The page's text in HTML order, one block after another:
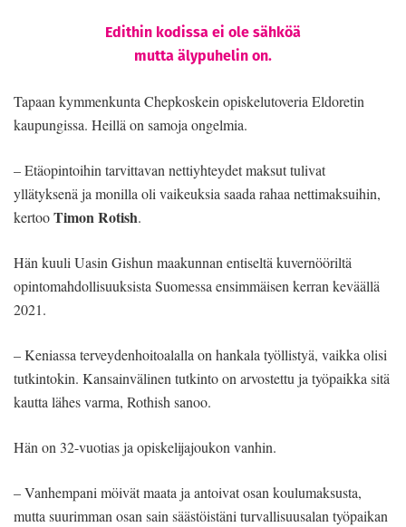
Edithin kodissa ei ole sähköä
mutta älypuhelin on.
Tapaan kymmenkunta Chepkoskein opiskelutoveria Eldoretin
kaupungissa. Heillä on samoja ongelmia.
– Etäopintoihin tarvittavan nettiyhteydet maksut tulivat
yllätyksenä ja monilla oli vaikeuksia saada rahaa nettimaksuihin,
kertooTimon Rotish.
Hän kuuli Uasin Gishun maakunnan entiseltä kuvernööriltä
opintomahdollisuuksista Suomessa ensimmäisen kerran keväällä
2021.
– Keniassa terveydenhoitoalalla on hankala työllistyä, vaikka olisi
tutkintokin. Kansainvälinen tutkinto on arvostettu ja työpaikka sitä
kautta lähes varma, Rothish sanoo.
Hän on 32-vuotias ja opiskelijajoukon vanhin.
– Vanhempani möivät maata ja antoivat osan koulumaksusta,
mutta suurimman osan sain säästöistäni turvallisuusalan työpaikan